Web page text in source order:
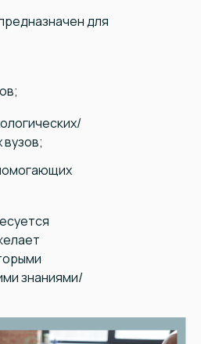
для
вузов;
знаниями/